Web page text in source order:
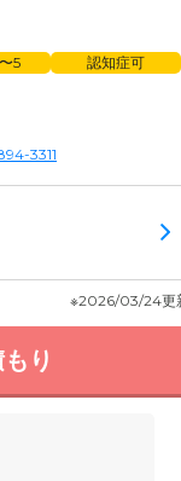
5 認知症可
3311
※2026/03/24更
り